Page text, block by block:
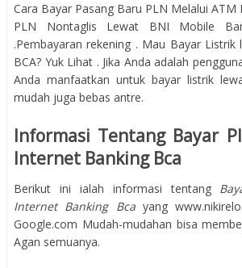
Cara Bayar Pasang Baru PLN Melalui ATM
PLN Nontaglis Lewat BNI Mobile
.Pembayaran rekening . Mau Bayar Listrik
BCA? Yuk Lihat . Jika Anda adalah
Anda manfaatkan untuk bayar listrik
mudah juga bebas antre.
Informasi Tentang Bayar
Internet Banking Bca
Berikut ini ialah informasi tentang
Internet Banking Bca yang
Google.com Mudah-mudahan bisa
Agan semuanya.